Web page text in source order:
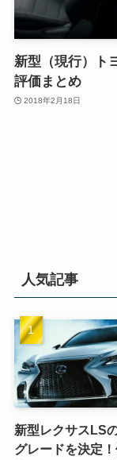
新型（現行）ト
評価まとめ
2018年2月18日
人気記事
新型レクサスLS
グレードを決定